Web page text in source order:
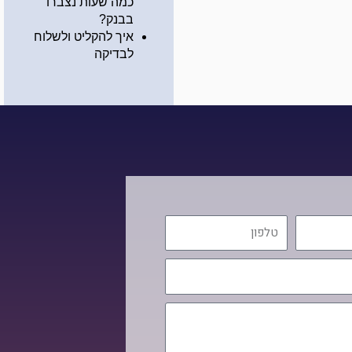
בבנק?
איך להקליט ולשלוח
לבדיקה
טלפון